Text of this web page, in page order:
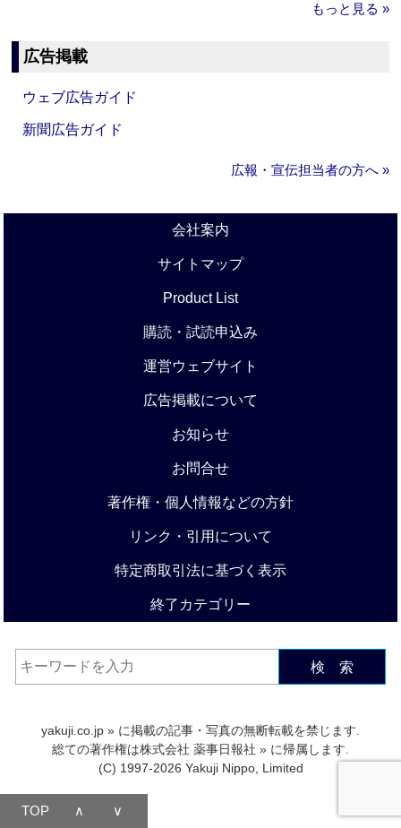
もっと見る »
広告掲載
ウェブ広告ガイド
新聞広告ガイド
広報・宣伝担当者の方へ »
会社案内
サイトマップ
Product List
購読・試読申込み
運営ウェブサイト
広告掲載について
お知らせ
お問合せ
著作権・個人情報などの方針
リンク・引用について
特定商取引法に基づく表示
終了カテゴリー
検 索
yakuji.co.jp » に掲載の記事・写真の無断転載を禁じます.
総ての著作権は株式会社 薬事日報社 » に帰属します.
(C) 1997-2026 Yakuji Nippo, Limited
TOP ∧ ∨